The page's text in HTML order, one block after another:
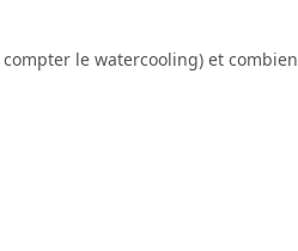
le watercooling) et combien